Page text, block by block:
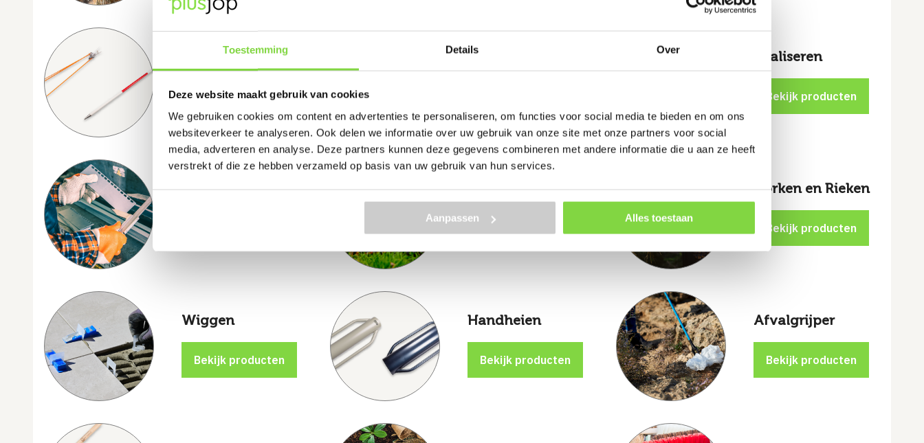
Toestemming Details Over
Deze website maakt gebruik van cookies
We gebruiken cookies om content en advertenties te personaliseren, om functies voor social media te bieden en om ons
websiteverkeer te analyseren. Ook delen we informatie over uw gebruik van onze site met onze partners voor social
media, adverteren en analyse. Deze partners kunnen deze gegevens combineren met andere informatie die u aan ze heeft
verstrekt of die ze hebben verzameld op basis van uw gebruik van hun services.
Aanpassen Alles toestaan
Jalonstokken Steenknippers Egaliseren
Meetgereedschap Harken Vorken en Rieken
Wiggen Handheien Afvalgrijper